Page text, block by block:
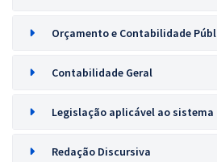
Orçamento e Contabilidade
Contabilidade Geral
Legislação aplicável ao sistema
Redação Discursiva